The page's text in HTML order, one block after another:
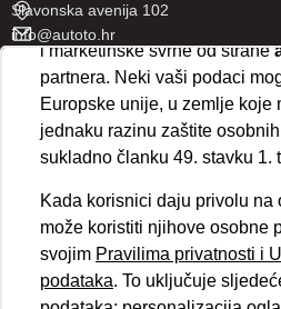
Slavonska avenija 102
info@autoto.hr
Pon - Pet 07:30-18:00
Sub 08:00-13:00
AUTOTO SPLIT
info@autoto.hr
Pon - Pet 08:00-17:00
Sub 08:00-13:00
kolačića na vaš uređaj i
i marketinške svrhe od strane
partnera. Neki vaši podaci
Europske unije, u zemlje koje
jednaku razinu zaštite
sukladno članku 49. stavku 1.
Kada korisnici daju privolu na
može koristiti njihove osobne
svojim Pravilima privatnosti i
podataka. To uključuje